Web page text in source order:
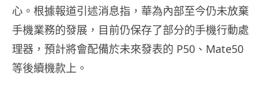
心。根據報道引述消息指，華為內部至今仍未放棄
手機業務的發展，目前仍保存了部分的手機行動處
理器，預計將會配備於未來發表的 P50、Mate50
等後續機款上。